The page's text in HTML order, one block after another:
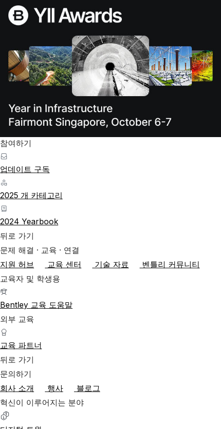
참여하기
업데이트 구독
2025 개 카테고리
2024 Yearbook
뒤로 가기
문제 해결 · 교육 · 연결
지원 허브
교육 센터 기술 자료
벤틀리 커뮤니티
교육자 및 학생용
Bentley 교육 도움말
외부 교육
교육 파트너
뒤로 가기
문의하기
회사 소개
행사
블로그
혁신이 이루어지는 분야